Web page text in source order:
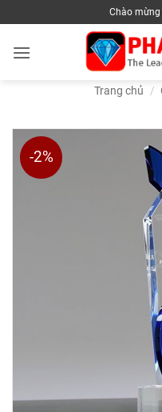
to
content
Chào
Trang chủ /
-2%